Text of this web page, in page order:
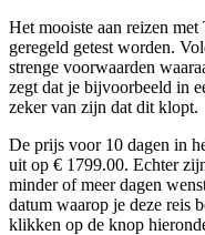
Het mooiste aan reizen
geregeld getest worden.
strenge voorwaarden
zegt dat je bijvoorbeeld in
zeker van zijn dat dit klopt.
De prijs voor 10 dagen in
uit op € 1799.00. Echter
minder of meer dagen
datum waarop je deze reis
klikken op de knop